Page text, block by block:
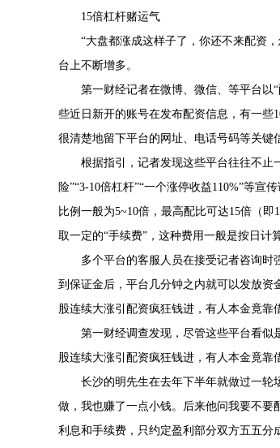
15倍杠杆赌运气
“大盘都涨成这样子了，你还不来配资
台上不断增多。
第一财经记者在微博、微信、等平台以
些近日新开的账号在发布配资信息，有一
很清楚地留下平台的网址、电话号码等关键
根据指引，记者发现这些平台往往不止
险”“3-10倍杠杆”“一个涨停收益110%”等
比例一般为5~10倍，最高配比可达15倍（
取一定的“手续费”，这种费用一般是按日计
多个平台的客服人员在接受记者咨询
到保证金后，平台几分钟之内就可以发放
股连续大涨引配资疯狂钱进，有人本金竟靠
第一财经调查发现，尽管这些平台看
股连续大涨引配资疯狂钱进，有人本金竟靠
长沙的明先生在去年下半年就做过一轮
做，我也赚了一点小钱。后来他问我要不要
利息和手续费，只约定盈利部分双方五五分